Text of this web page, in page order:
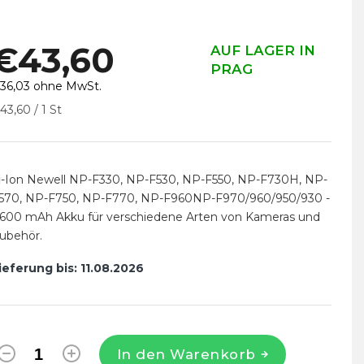
AUF LAGER IN
PRAG
ohne MwSt.
/ 1 St
bis: 11.08.2026
In den Warenkorb
Ion Newell NP-F330, NP-F530, NP-F550, NP-F730H, NP-
NP-F750, NP-F770, NP-F960NP-F970/960/950/930 -
mAh Akku für verschiedene Arten von Kameras und